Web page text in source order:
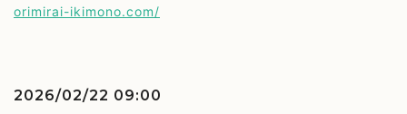
orimirai-ikimono.com/
2026/02/22 09:00